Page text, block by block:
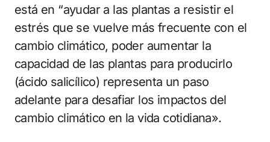
está en “ayudar a las plantas a resistir el
estrés que se vuelve más frecuente con el
cambio climático, poder aumentar la
capacidad de las plantas para producirlo
(ácido salicílico) representa un paso
adelante para desafiar los impactos del
cambio climático en la vida cotidiana».